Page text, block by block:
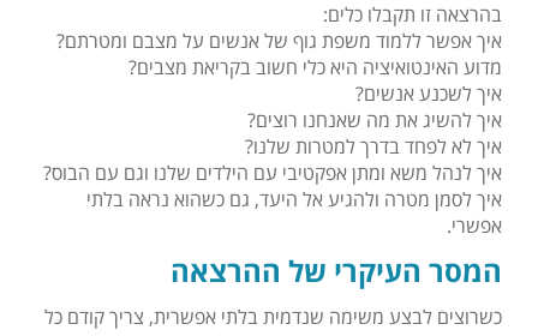
בהרצאה זו תקבלו כלים:
איך אפשר ללמוד משפת גוף של אנשים על מצבם ומטרתם?
מדוע האינטואיציה היא כלי חשוב בקריאת מצבים?
איך לשכנע אנשים?
איך להשיג את מה שאנחנו רוצים?
איך לא לפחד בדרך למטרות שלנו?
איך לנהל משא ומתן אפקטיבי עם הילדים שלנו וגם עם הבוס?
איך לסמן מטרה ולהגיע אל היעד, גם כשהוא נראה בלתי
אפשרי.
המסר העיקרי של ההרצאה
כשרוצים לבצע משימה שנדמית בלתי אפשרית, צריך קודם כל